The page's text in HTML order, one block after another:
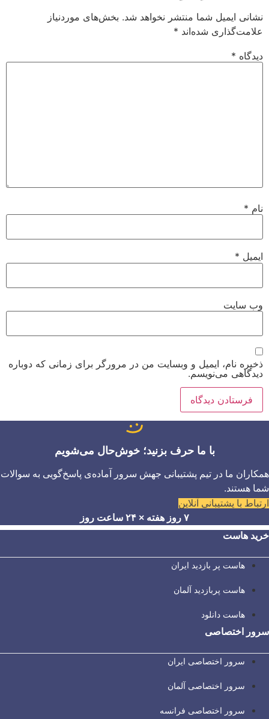
نشانی ایمیل شما منتشر نخواهد شد. بخش‌های موردنیاز
علامت‌گذاری شده‌اند *
دیدگاه *
نام *
ایمیل *
وب‌ سایت
ذخیره نام، ایمیل و وبسایت من در مرورگر برای زمانی که دوباره
دیدگاهی می‌نویسم.
با ما حرف بزنید؛ خوش‌حال می‌شویم
همکاران ما در تیم پشتیبانی جهش سرور آماده‌ی پاسخ‌گویی به سوالات
شما هستند.
ارتباط با پشتیبانی آنلاین
۷ روز هفته × ۲۴ ساعت روز
خرید هاست
هاست پر بازدید ایران
هاست پربازدید آلمان
هاست دانلود
سرور اختصاصی
سرور اختصاصی ایران
سرور اختصاصی آلمان
سرور اختصاصی فرانسه